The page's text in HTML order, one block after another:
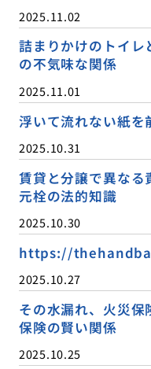
2025.11.02
詰まりかけのトイレ
の不気味な関係
2025.11.01
浮いて流れない紙を
2025.10.31
賃貸と分譲で異なる
元栓の法的知識
2025.10.30
https://
2025.10.27
その水漏れ、火災保
保険の賢い関係
2025.10.25